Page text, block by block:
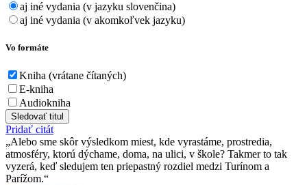
aj iné vydania (v jazyku slovenčina)
aj iné vydania (v akomkoľvek jazyku)
Vo formáte
Kniha (vrátane čítaných)
E-kniha
Audiokniha
Sledovať titul
Pridať citát
Alebo sme skôr výsledkom miest, kde vyrastáme, prostredia,
atmosféry, ktorú dýchame, doma, na ulici, v škole? Takmer to tak
vyzerá, keď sledujem ten priepastný rozdiel medzi Turínom a
Parížom.